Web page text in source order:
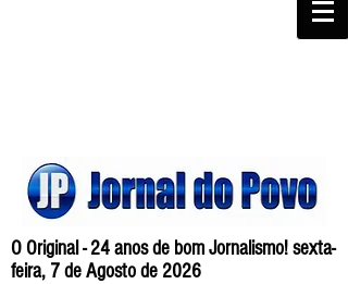
O Original - 24 anos de bom Jornalismo! sexta-
feira, 7 de Agosto de 2026